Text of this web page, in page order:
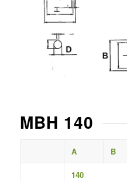
MBH 140
A B
140